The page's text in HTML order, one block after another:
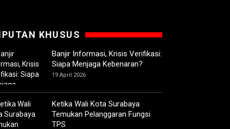
KHUSUS
Banjir Informasi, Krisis Verifikasi:
Siapa Menjaga Kebenaran?
19 April 2026
Ketika Wali Kota Surabaya
Temukan Pelanggaran Fungsi
TPS